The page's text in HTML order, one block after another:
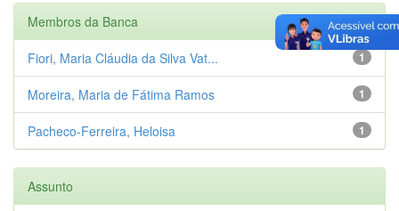
Membros da Banca
1
Fiori, Maria Cláudia da Silva Vat...
1
Moreira, Maria de Fátima Ramos
1
Pacheco-Ferreira, Heloisa
Assunto